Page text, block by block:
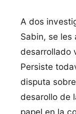
A dos
Sabin, se
desarrollado
Persiste
disputa
desarollo de
papel en la